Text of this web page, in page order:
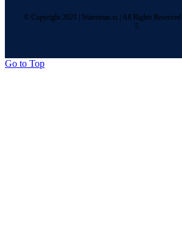
© Copyright 2021 | Waterman.rs | All Rights Reserved |
5
Go to Top